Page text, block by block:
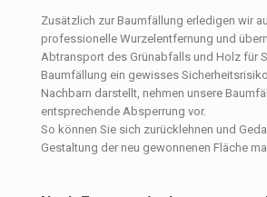
Zusätzlich zur Baumfällung erledigen wir
professionelle Wurzelentfernung und
Abtransport des Grünabfalls und Holz für
Baumfällung ein gewisses
Nachbarn darstellt, nehmen unsere
entsprechende Absperrung vor.
So können Sie sich zurücklehnen und
Gestaltung der neu gewonnenen Fläche